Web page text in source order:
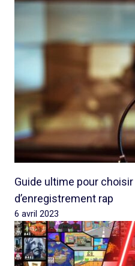
Guide ultime pour
d’enregistrement rap
6 avril 2023